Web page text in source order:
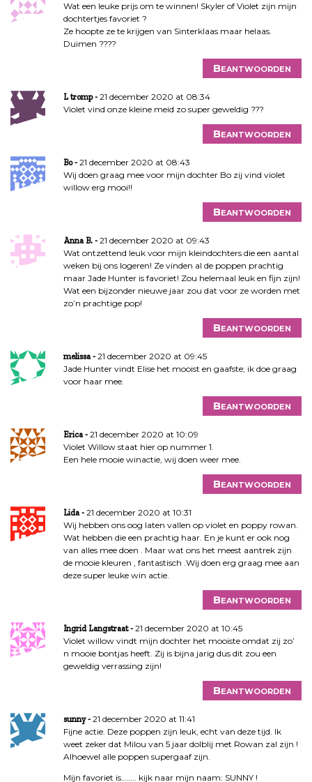
Wat een leuke prijs om te winnen! Skyler of Violet zijn mijn
dochtertjes favoriet ?
Ze hoopte ze te krijgen van Sinterklaas maar helaas.
Duimen ????
Beantwoorden
L tromp
21 december 2020 at 08:34
Violet vind onze kleine meid zo super geweldig ???
Beantwoorden
Bo
21 december 2020 at 08:43
Wij doen graag mee voor mijn dochter Bo zij vind violet
willow erg mooi!!
Beantwoorden
Anna B.
21 december 2020 at 09:43
Wat ontzettend leuk voor mijn kleindochters die een aantal
weken bij ons logeren! Ze vinden al de poppen prachtig
maar Jade Hunter is favoriet! Zou helemaal leuk en fijn zijn!
Wat een bijzonder nieuwe jaar zou dat voor ze worden met
zo’n prachtige pop!
Beantwoorden
melissa
21 december 2020 at 09:45
Jade Hunter vindt Elise het mooist en gaafste; ik doe graag
voor haar mee.
Beantwoorden
Erica
21 december 2020 at 10:09
Violet Willow staat hier op nummer 1.
Een hele mooie winactie, wij doen weer mee.
Beantwoorden
Lida
21 december 2020 at 10:31
Wij hebben ons oog laten vallen op violet en poppy rowan.
Wat hebben die een prachtig haar. En je kunt er ook nog
van alles mee doen . Maar wat ons het meest aantrek zijn
de mooie kleuren , fantastisch .Wij doen erg graag mee aan
deze super leuke win actie.
Beantwoorden
Ingrid Langstraat
21 december 2020 at 10:45
Violet willow vindt mijn dochter het mooiste omdat zij zo’
n mooie bontjas heeft. Zij is bijna jarig dus dit zou een
geweldig verrassing zijn!
Beantwoorden
sunny
21 december 2020 at 11:41
Fijne actie. Deze poppen zijn leuk, echt van deze tijd. Ik
weet zeker dat Milou van 5 jaar dolblij met Rowan zal zijn !
Alhoewel alle poppen supergaaf zijn.
Mijn favoriet is…….. kijk naar mijn naam: SUNNY !